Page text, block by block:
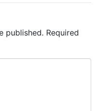
published. Required